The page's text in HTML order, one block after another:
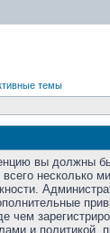
темы
вы должны
всего несколько
чем
и политикой,